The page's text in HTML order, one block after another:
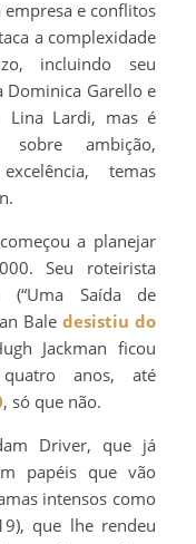
e conflitos
a complexidade
incluindo seu
Dominica Garello e
Lina Lardi, mas é
sobre ambição,
temas
a planejar
Seu roteirista
(“Uma Saída de
Baledesistiu do
Jackman ficou
quatro anos, até
, só que não.
Driver, que já
papéis que vão
intensos como
que lhe rendeu